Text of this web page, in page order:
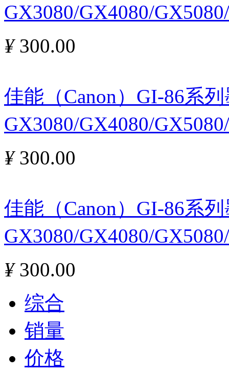
GX3080/GX4080/
¥300.00
佳能（Canon）GI-86系
GX3080/GX4080/
¥300.00
佳能（Canon）GI-86系
GX3080/GX4080/
¥300.00
综合
销量
价格